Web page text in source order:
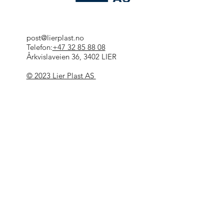
post@lierplast.no
Telefon:+47 32 85 88 08
Årkvislaveien 36, 3402 LIER
© 2023 Lier Plast AS